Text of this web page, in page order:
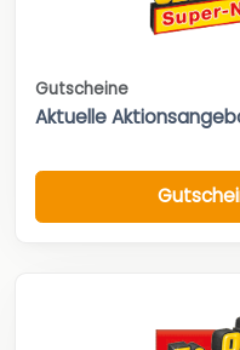
Gutscheine
Aktuelle